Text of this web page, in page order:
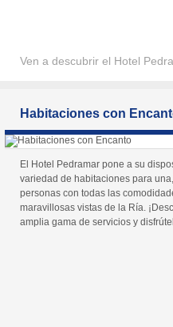
Ven a descubrir el Hotel
Habitaciones con
El Hotel Pedramar pone a su
variedad de habitaciones para
personas con todas las
maravillosas vistas de la Ría.
amplia gama de servicios y